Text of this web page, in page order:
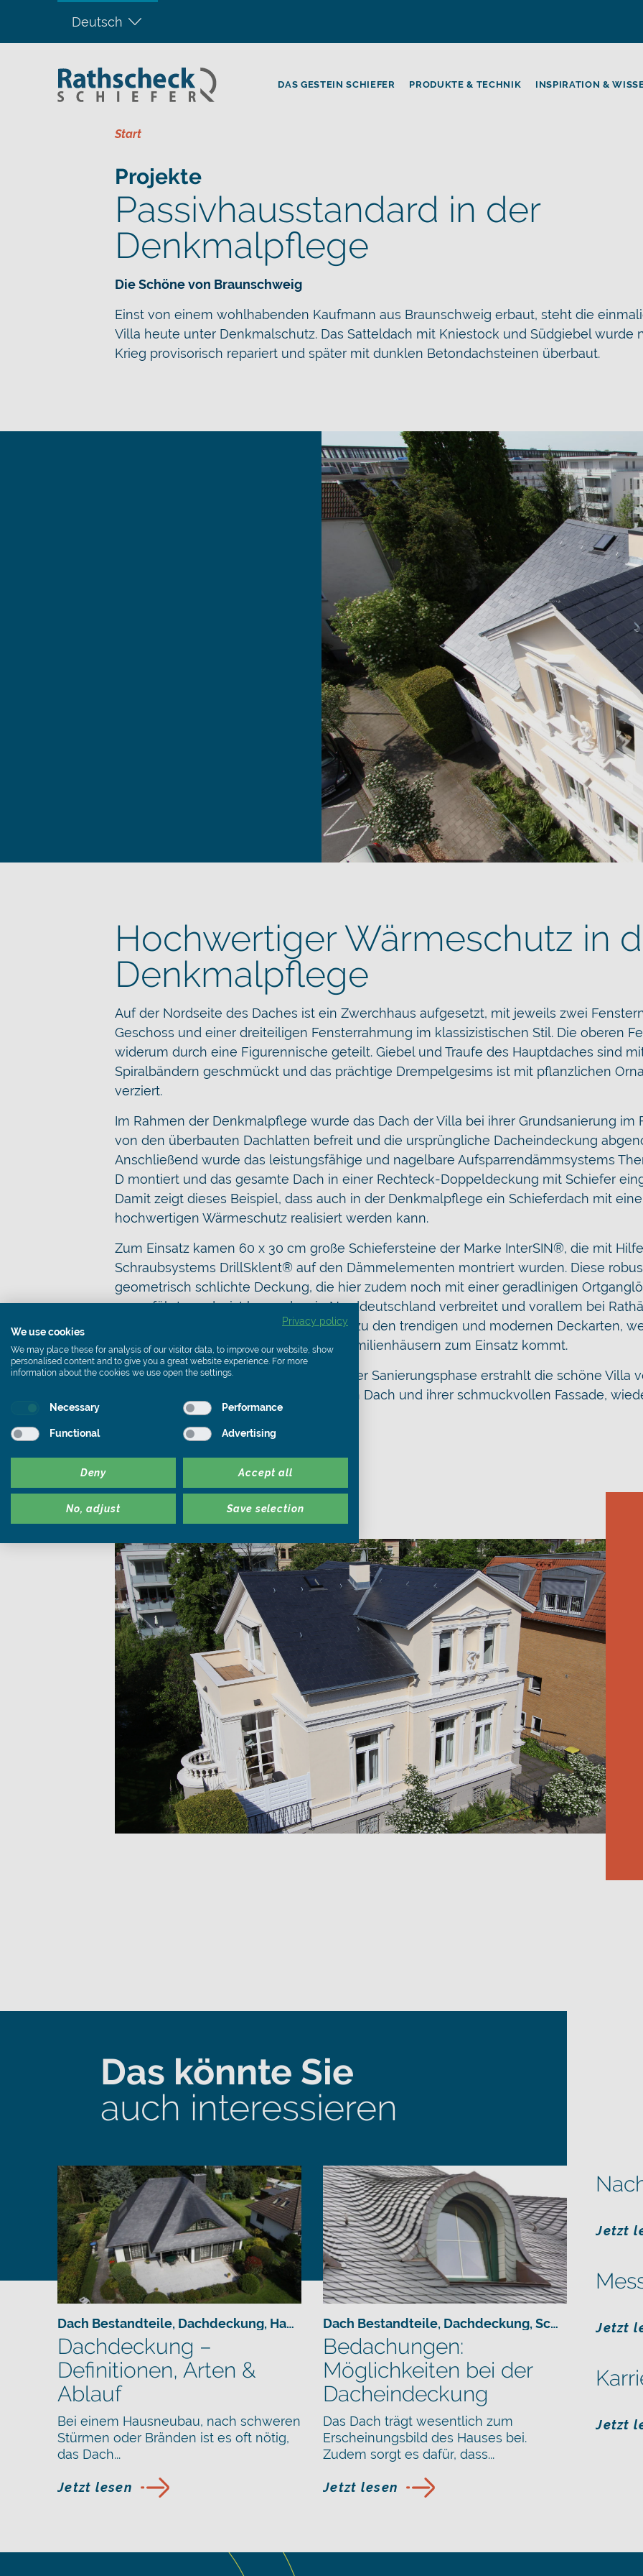
Deutsch
DAS GESTEIN SCHIEFER PRODUKTE & TECHNIK INSPIRATION &
Start
Projekte
Passivhausstandard in der
Denkmalpflege
Die Schöne von Braunschweig
Einst von einem wohlhabenden Kaufmann aus Braunschweig erbaut, steht die
Villa heute unter Denkmalschutz. Das Satteldach mit Kniestock und Südgiebel wurde
Krieg provisorisch repariert und später mit dunklen Betondachsteinen überbaut.
Hochwertiger Wärmeschutz in
Denkmalpflege
Auf der Nordseite des Daches ist ein Zwerchhaus aufgesetzt, mit jeweils zwei
Geschoss und einer dreiteiligen Fensterrahmung im klassizistischen Stil. Die oberen
widerum durch eine Figurennische geteilt. Giebel und Traufe des Hauptdaches sind
Spiralbändern geschmückt und das prächtige Drempelgesims ist mit pflanzlichen
verziert.
Im Rahmen der Denkmalpflege wurde das Dach der Villa bei ihrer Grundsanierung im
von den überbauten Dachlatten befreit und die ursprüngliche Dacheindeckung
Anschließend wurde das leistungsfähige und nagelbare Aufsparrendämmsystems
D montiert und das gesamte Dach in einer Rechteck-Doppeldeckung mit Schiefer
Damit zeigt dieses Beispiel, dass auch in der Denkmalpflege ein Schieferdach mit
hochwertigen Wärmeschutz realisiert werden kann.
Zum Einsatz kamen 60 x 30 cm große Schiefersteine der Marke InterSIN®, die mit
Schraubsystems DrillSklent® auf den Dämmelementen montriert wurden. Diese
geometrisch schlichte Deckung, die hier zudem noch mit einer geradlinigen
ausgeführt wurde, ist besonders in Norddeutschland verbreitet und vorallem bei
Villen zu finden. Heute zählt sie wieder zu den trendigen und modernen Deckarten,
auch immer mehr bei klassischen Einfamilienhäusern zum Einsatz kommt.
Nach nur einem Monat straff organisierter Sanierungsphase erstrahlt die schöne Villa
Braunschweig, mit ihrem 300 m² großen Dach und ihrer schmuckvollen Fassade,
Das könnte Sie
auch interessieren
Dach Bestandteile, Dachdeckung, Hausbau ,Schiefer
Dachdeckung –
Definitionen, Arten &
Ablauf
Bei einem Hausneubau, nach schweren
Stürmen oder Bränden ist es oft nötig,
das Dach...
Jetzt lesen
Dach Bestandteile, Dachdeckung,Schiefer
Bedachungen:
Möglichkeiten bei der
Dacheindeckung
Das Dach trägt wesentlich zum
Erscheinungsbild des Hauses bei.
Zudem sorgt es dafür, dass...
Jetzt lesen
Jetzt
Jetzt
Jetzt
Privacy policy
We use cookies
We may place these for analysis of our visitor data, to improve our website, show
personalised content and to give you a great website experience. For more
information about the cookies we use open the settings.
Necessary Performance
Functional Advertising
Deny Accept all
No, adjust Save selection